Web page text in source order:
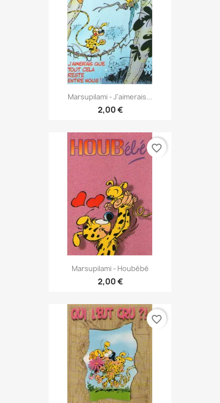
Marsupilami - J'aimerais...
2,00 €
Marsupilami - Houbébé
2,00 €
favorite_border
favorite_border